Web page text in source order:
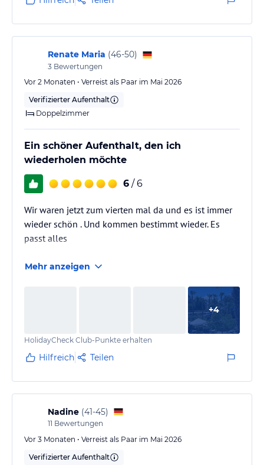
Renate Maria (46-50)
3 Bewertungen
Vor 2 Monaten • Verreist als Paar im Mai 2026
Verifizierter Aufenthalt
Doppelzimmer
Ein schöner Aufenthalt, den ich
wiederholen möchte
6 / 6
Wir waren jetzt zum vierten mal da und es ist immer
wieder schön . Und kommen bestimmt wieder. Es
passt alles
Mehr anzeigen
+4
HolidayCheck Club-Punkte erhalten
Hilfreich Teilen
Nadine (41-45)
11 Bewertungen
Vor 3 Monaten • Verreist als Paar im Mai 2026
Verifizierter Aufenthalt